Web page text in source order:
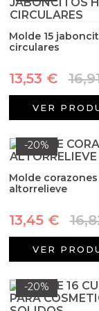
Molde 15
circulares
13,53 €
VER
-20%
Molde corazones
altorrelieve
13,45 €
VER
-20%
Arcillas
Aditivos para
Productos
Accesorios
Libros y
Conchas,
Huerto
Cosmética